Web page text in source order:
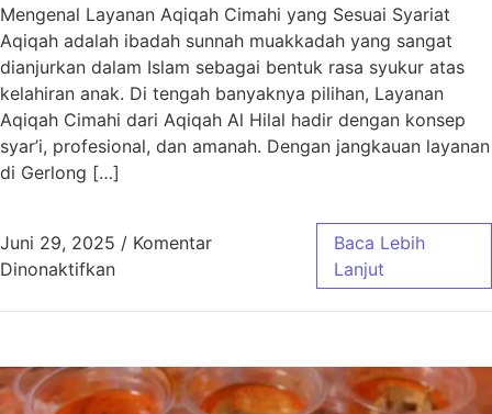
Mengenal Layanan Aqiqah Cimahi yang Sesuai Syariat
Aqiqah adalah ibadah sunnah muakkadah yang sangat
dianjurkan dalam Islam sebagai bentuk rasa syukur atas
kelahiran anak. Di tengah banyaknya pilihan, Layanan
Aqiqah Cimahi dari Aqiqah Al Hilal hadir dengan konsep
syar’i, profesional, dan amanah. Dengan jangkauan layanan
di Gerlong […]
Juni 29, 2025 / Komentar
Dinonaktifkanpada Layanan Aqiqah Cimahi untuk Acara
Baca Lebih
Lanjut